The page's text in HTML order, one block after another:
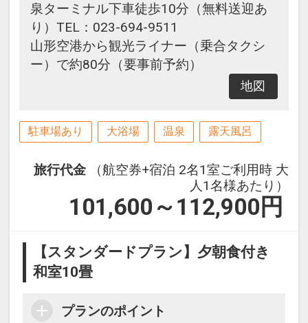
泉ターミナル下車徒歩10分（無料送迎あ
り）TEL：023-694-9511
山形空港から観光ライナー（乗合タクシ
ー）で約80分（要事前予約）
地図
駐車場あり 大浴場 温泉 露天風呂
旅行代金
（航空券+宿泊 2名1室ご利用時 大
人1名様あたり）
101,600～112,900 円
【スタンダードプラン】夕朝食付き
和室10畳
プランのポイント